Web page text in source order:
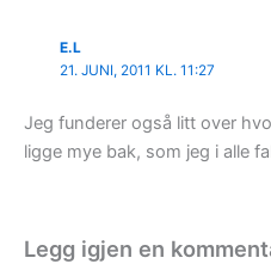
E.L
21. JUNI, 2011 KL. 11:27
Jeg funderer også litt over
ligge mye bak, som jeg i alle
Legg igjen en